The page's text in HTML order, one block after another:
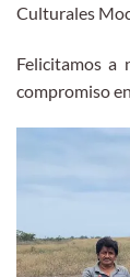
Culturales
Felicitamos a
compromiso